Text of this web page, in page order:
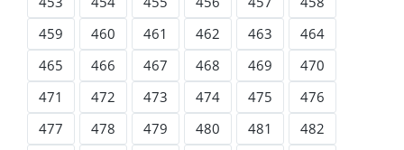
459
460 461 462 463
464
465
466 467 468 469
470
471
472 473 474 475
476
477
478 479 480 481
482